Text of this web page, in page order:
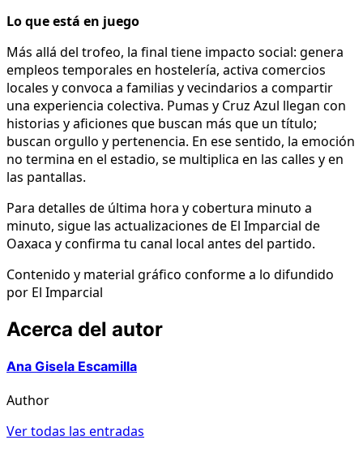
Lo que está en juego
Más allá del trofeo, la final tiene impacto social: genera
empleos temporales en hostelería, activa comercios
locales y convoca a familias y vecindarios a compartir
una experiencia colectiva. Pumas y Cruz Azul llegan con
historias y aficiones que buscan más que un título;
buscan orgullo y pertenencia. En ese sentido, la emoción
no termina en el estadio, se multiplica en las calles y en
las pantallas.
Para detalles de última hora y cobertura minuto a
minuto, sigue las actualizaciones de El Imparcial de
Oaxaca y confirma tu canal local antes del partido.
Contenido y material gráfico conforme a lo difundido
por El Imparcial
Acerca del autor
Ana Gisela Escamilla
Author
Ver todas las entradas